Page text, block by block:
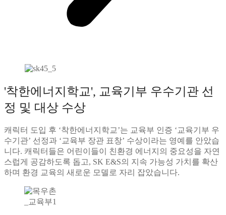
'착한에너지학교', 교육기부 우수기관 선
정 및 대상 수상
캐릭터 도입 후 ‘착한에너지학교’는 교육부 인증 ‘교육기부 우
수기관’ 선정과 ‘교육부 장관 표창’ 수상이라는 영예를 안았습
니다. 캐릭터들은 어린이들이 친환경 에너지의 중요성을 자연
스럽게 공감하도록 돕고, SK E&S의 지속 가능성 가치를 확산
하며 환경 교육의 새로운 모델로 자리 잡았습니다.